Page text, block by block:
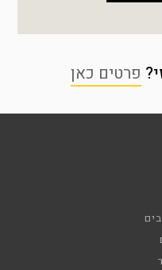
פרטים כאן